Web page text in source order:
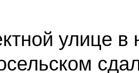
улице